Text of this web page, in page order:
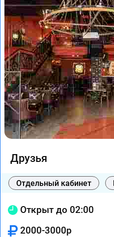
Друзья
Отдельный кабинет
Открыт до 02:00
2000-3000р